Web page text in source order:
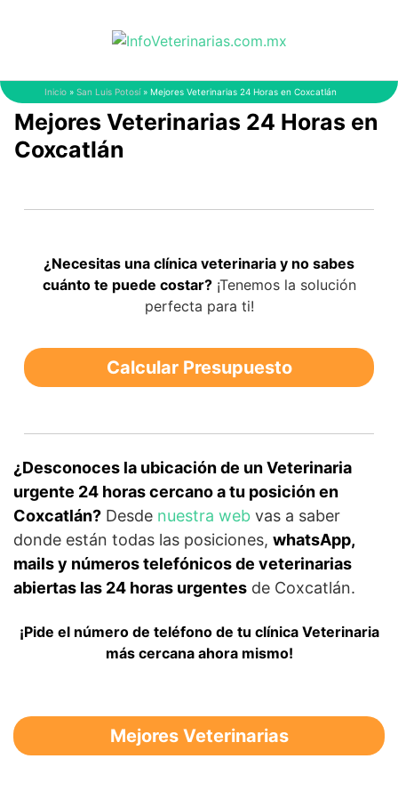
Inicio » San Luis Potosí» Mejores Veterinarias 24 Horas en Coxcatlán
Mejores Veterinarias 24 Horas en
Coxcatlán
¿Necesitas una clínica veterinaria y no sabes
cuánto te puede costar?¡Tenemos la solución
perfecta para ti!
Calcular Presupuesto
¿Desconoces la ubicación de un Veterinaria
urgente 24 horas cercano a tu posición en
Coxcatlán? Desde nuestra web vas a saber
donde están todas las posiciones, whatsApp,
mails y números telefónicos de veterinarias
abiertas las 24 horas urgentes de Coxcatlán.
¡Pide el número de teléfono de tu clínica Veterinaria
más cercana ahora mismo!
Mejores Veterinarias